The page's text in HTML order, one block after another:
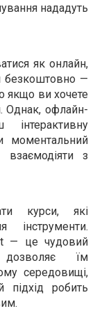
нададуть
як онлайн,
безкоштовно —
якщо ви хочете
Однак, офлайн-
моментальний
взаємодіяти з
курси, які
інструменти.
— це чудовий
їм
середовищі,
підхід робить